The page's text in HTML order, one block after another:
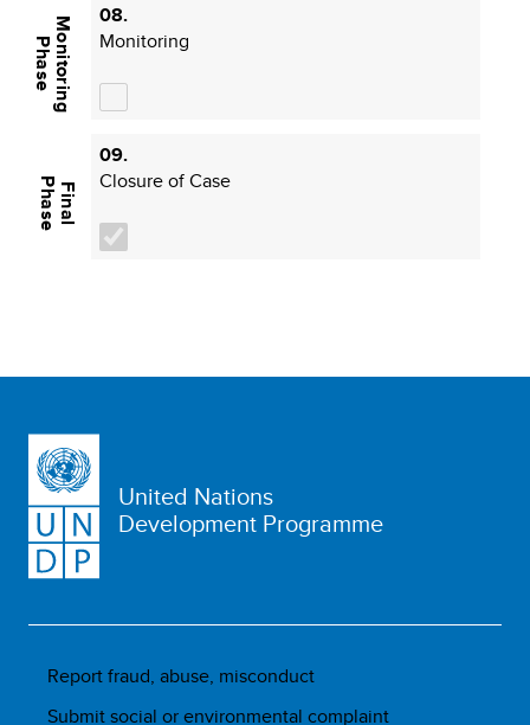
Monitoring
Phase
08.
Monitoring
Final
Phase
09.
Closure of Case
United Nations
Development Programme
Report fraud, abuse, misconduct
Submit social or environmental complaint